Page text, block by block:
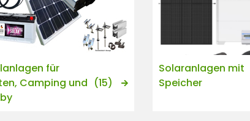
für
Camping und (15)
Solaranlagen mit
Speicher